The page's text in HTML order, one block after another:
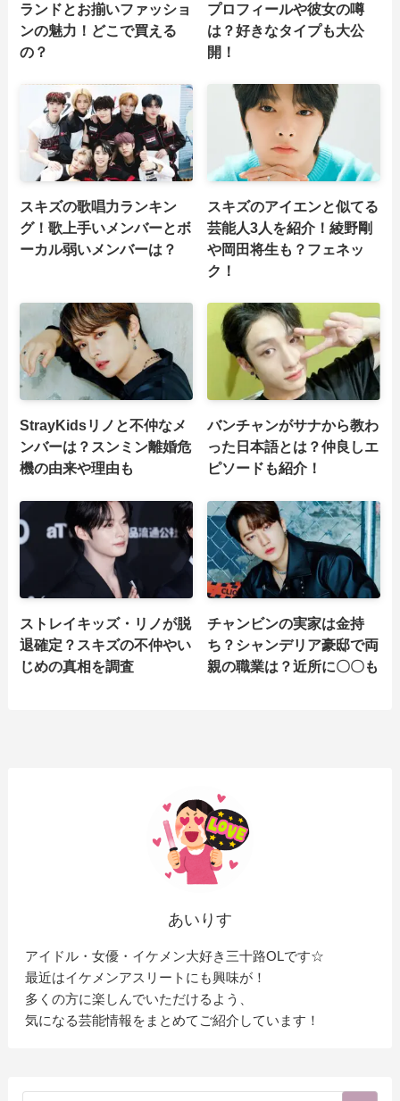
ランドとお揃いファッショ
ンの魅力！どこで買える
の？
プロフィールや彼女の噂
は？好きなタイプも大公
開！
スキズの歌唱力ランキン
グ！歌上手いメンバーとボ
ーカル弱いメンバーは？
スキズのアイエンと似てる
芸能人3人を紹介！綾野剛
や岡田将生も？フェネッ
ク！
StrayKidsリノと不仲なメ
ンバーは？スンミン離婚危
機の由来や理由も
バンチャンがサナから教わ
った日本語とは？仲良しエ
ピソードも紹介！
ストレイキッズ・リノが脱
退確定？スキズの不仲やい
じめの真相を調査
チャンビンの実家は金持
ち？シャンデリア豪邸で両
親の職業は？近所に〇〇も
あいりす
アイドル・女優・イケメン大好き三十路OLです☆
最近はイケメンアスリートにも興味が！
多くの方に楽しんでいただけるよう、
気になる芸能情報をまとめてご紹介しています！